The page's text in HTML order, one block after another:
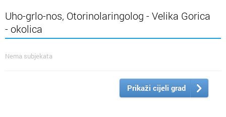
Uho-grlo-nos, Otorinolaringolog - Velika Gorica
- okolica
Nema subjekata
Prikaži cijeli grad